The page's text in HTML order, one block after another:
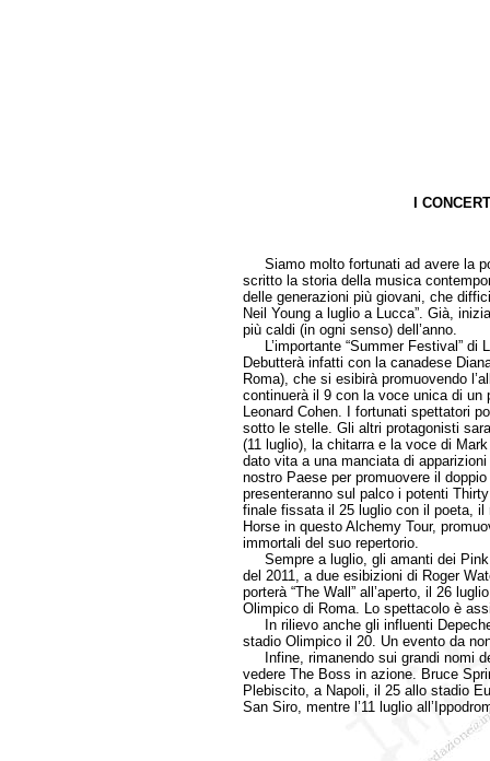
I
Siamo molto fortunati ad avere la
scritto la storia della musica
delle generazioni più giovani, che
Neil Young a luglio a Lucca”. Già,
più caldi (in ogni senso) dell’anno.
L’importante “Summer Festival” di
Debutterà infatti con la canadese
Roma), che si esibirà promuovendo
continuerà il 9 con la voce unica di un
Leonard Cohen. I fortunati spettatori
sotto le stelle. Gli altri protagonisti
(11 luglio), la chitarra e la voce di
dato vita a una manciata di
nostro Paese per promuovere il
presenteranno sul palco i potenti
finale fissata il 25 luglio con il poeta,
Horse in questo Alchemy Tour,
immortali del suo repertorio.
Sempre a luglio, gli amanti dei Pink
del 2011, a due esibizioni di Roger
porterà “The Wall” all’aperto, il 26
Olimpico di Roma. Lo spettacolo è
In rilievo anche gli influenti
stadio Olimpico il 20. Un evento da
Infine, rimanendo sui grandi nomi
vedere The Boss in azione. Bruce
Plebiscito, a Napoli, il 25 allo stadio
San Siro, mentre l’11 luglio